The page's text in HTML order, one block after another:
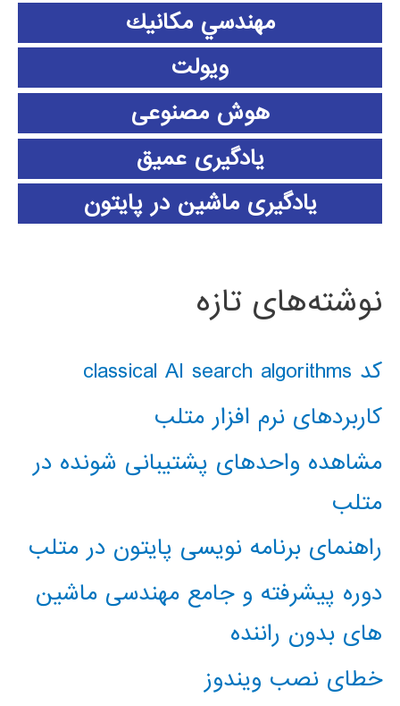
مهندسي مكانيك
ویولت
هوش مصنوعی
یادگیری عمیق
یادگیری ماشین در پایتون
نوشته‌های تازه
کد classical AI search algorithms
کاربردهای نرم افزار متلب
مشاهده واحدهای پشتیبانی شونده در
متلب
راهنمای برنامه نویسی پایتون در متلب
دوره پیشرفته و جامع مهندسی ماشین
های بدون راننده
خطای نصب ویندوز